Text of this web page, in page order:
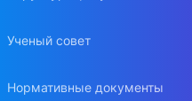
Ученый совет
Нормативные документы